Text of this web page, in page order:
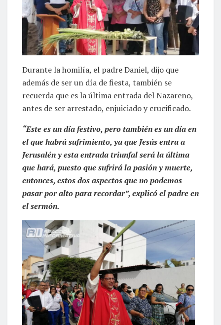
Durante la homilía, el padre Daniel, dijo que
además de ser un día de fiesta, también se
recuerda que es la última entrada del Nazareno,
antes de ser arrestado, enjuiciado y crucificado.
“Este es un día festivo, pero también es un día en
el que habrá sufrimiento, ya que Jesús entra a
Jerusalén y esta entrada triunfal será la última
que hará, puesto que sufrirá la pasión y muerte,
entonces, estos dos aspectos que no podemos
pasar por alto para recordar”, explicó el padre en
el sermón.